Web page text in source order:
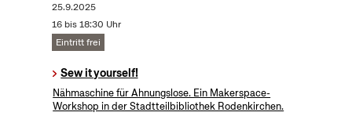
25.9.2025
16 bis 18:30 Uhr
Eintritt frei
Sew it yourself!
Nähmaschine für Ahnungslose. Ein Makerspace-
Workshop in der Stadtteilbibliothek Rodenkirchen.